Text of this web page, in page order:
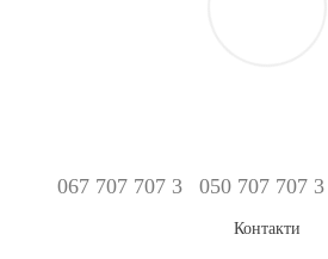
067 707 707 3 050 707 707 3
Контакти